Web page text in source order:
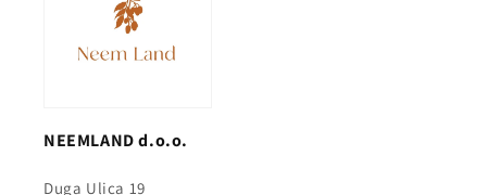
NEEMLAND d.o.o.
Duga Ulica 19